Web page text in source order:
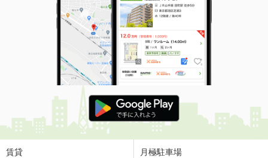
価 格
5.20万円
住 所
宮崎県宮崎市高岡町飯田 ３丁目
専有面積 50.03m²
間取り
1LDK
宮崎県宮崎市権現町
価 格
4.70万円
住 所
宮崎県宮崎市権現町
専有面積
賃貸 月極駐車場